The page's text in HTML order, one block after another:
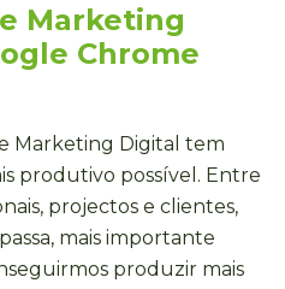
Marketing
Chrome
Marketing Digital tem
produtivo possível. Entre
projectos e clientes,
mais importante
produzir mais